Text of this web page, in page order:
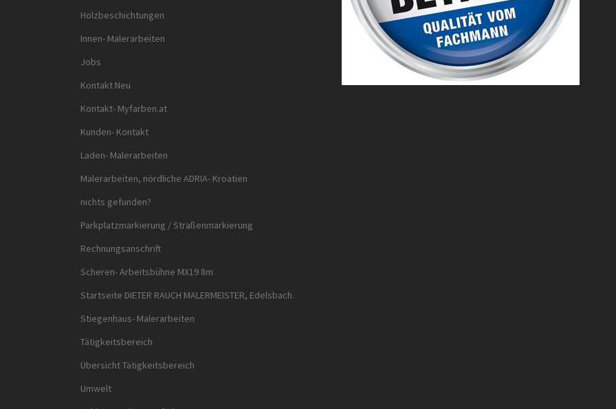
Holzbeschichtungen
Innen- Malerarbeiten
Jobs
Kontakt Neu
Kontakt- Myfarben.at
Kunden- Kontakt
Laden- Malerarbeiten
Malerarbeiten, nördliche ADRIA- Kroatien
nichts gefunden?
Parkplatzmarkierung / Straßenmarkierung
Rechnungsanschrift
Scheren- Arbeitsbühne MX19 8m
Startseite DIETER RAUCH MALERMEISTER, Edelsbach.
Stiegenhaus- Malerarbeiten
Tätigkeitsbereich
Übersicht Tätigkeitsbereich
Umwelt